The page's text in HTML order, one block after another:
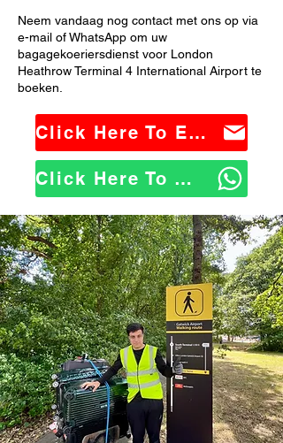
Neem vandaag nog contact met ons op via
e-mail of WhatsApp om uw
bagagekoeriersdienst voor London
Heathrow Terminal 4 International Airport te
boeken.
Click Here To Email Us
Click Here To WhatsApp Us